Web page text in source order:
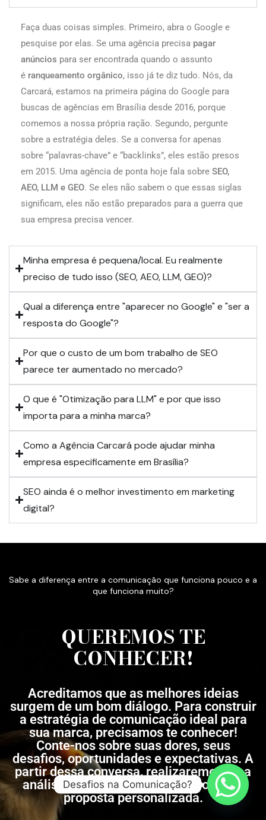
Faça duas coisas simples. Primeiro, abra o Google e
pesquise por elas. Se uma agência precisa pagar
anúncios para ser encontrada quando o assunto
é ranqueamento orgânico, isso já te diz tudo. Nós, da
Carcará, estamos na primeira página do Google para
buscas de agências em Brasília desde 2016, porque
comemos a nossa própria ração. Segundo, pergunte
sobre a estratégia deles. Se a conversa for apenas
sobre “palavras-chave” e “backlinks”, eles estão presos
em 2015. Uma agência de ponta hoje fala sobre SEO,
AEO, LLM e GEO. Se eles não sabem o que essas siglas
significam, eles não estão preparados para a guerra que
sua empresa precisa vencer.
Minha empresa é pequena/local. Eu realmente
preciso de tudo isso (SEO, AEO, LLM, GEO)?
Qual a diferença entre "aparecer no Google" e "ser a
resposta do Google"?
Por que o custo de um bom trabalho de SEO
parece ter aumentado no mercado?
O que é "Otimização para LLM" e por que isso
importa para a minha marca?
Como a Agência Carcará pode ajudar minha
empresa especificamente em Brasília?
SEO ainda é o melhor investimento em marketing
digital?
Sabe a diferença entre a comunicação que funciona pouco e a
que funciona muito?
QUEREMOS TE
CONHECER!
Acreditamos que as melhores ideias
surgem de um bom diálogo. Para construir
a estratégia de comunicação ideal para
sua marca, precisamos te conhecer!
Conte-nos sobre suas dores, seus
desafios, oportunidades e expectativas. A
partir dessa conversa, realizaremos uma
análise completa e elaboraremos uma
proposta personalizada.
Desafios na Comunicação?